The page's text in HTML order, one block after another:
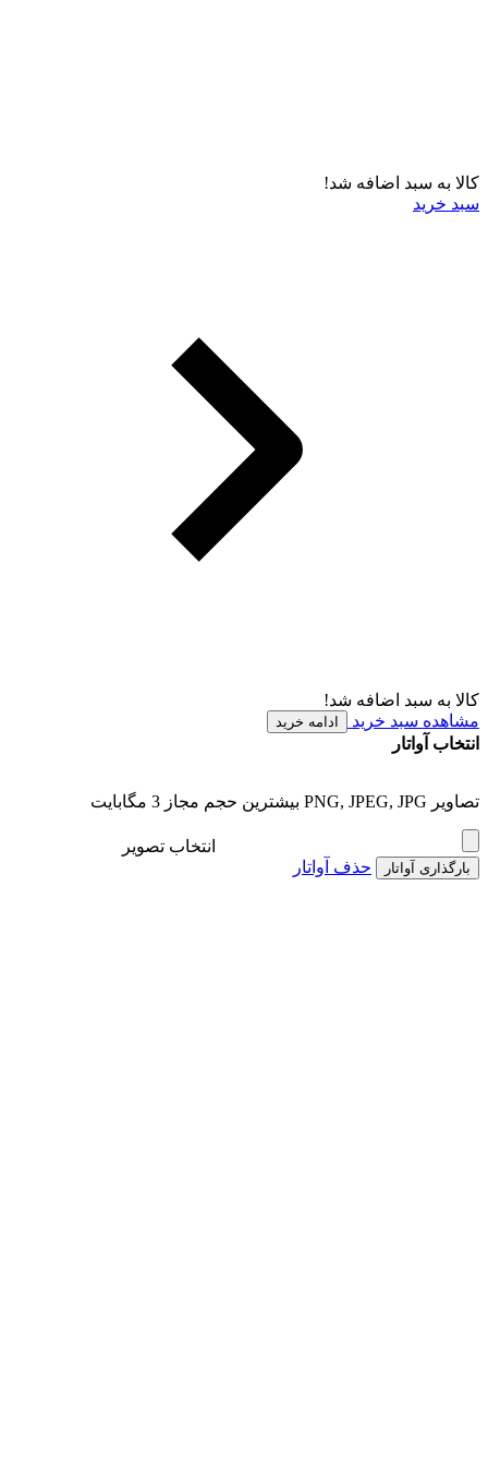
کالا به سبد اضافه شد!
سبد خرید
کالا به سبد اضافه شد!
مشاهده سبد خرید
ادامه خرید
انتخاب آواتار
تصاویر PNG, JPEG, JPG بیشترین حجم مجاز 3 مگابایت
انتخاب تصویر
بارگذاری آواتار حذف آواتار